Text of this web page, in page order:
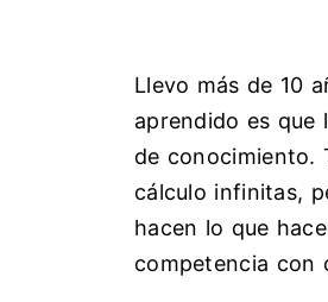
Llevo más de 10
aprendido es que
de conocimiento.
cálculo infinitas,
hacen lo que
competencia con